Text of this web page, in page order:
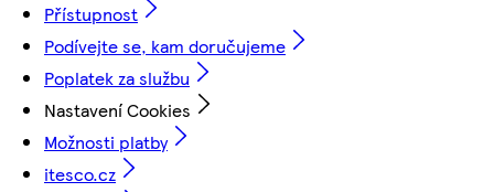
Přístupnost
Podívejte se, kam doručujeme
Poplatek za službu
Nastavení Cookies
Možnosti platby
itesco.cz